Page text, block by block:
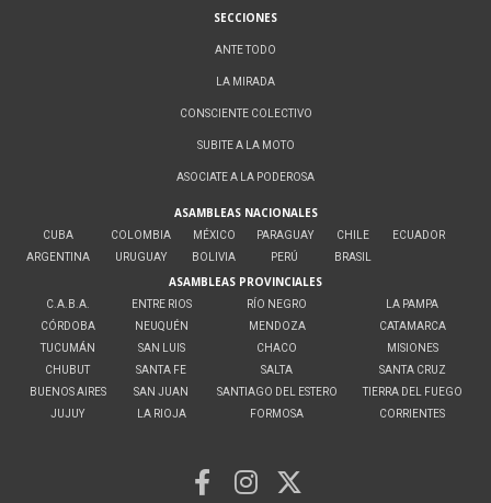
SECCIONES
ANTE TODO
LA MIRADA
CONSCIENTE COLECTIVO
SUBITE A LA MOTO
ASOCIATE A LA PODEROSA
ASAMBLEAS NACIONALES
CUBA
ARGENTINA
COLOMBIA
URUGUAY
MÉXICO
BOLIVIA
PARAGUAY
PERÚ
CHILE
BRASIL
ECUADOR
ASAMBLEAS PROVINCIALES
C.A.B.A.
CÓRDOBA
TUCUMÁN
CHUBUT
BUENOS AIRES
JUJUY
ENTRE RIOS
NEUQUÉN
SAN LUIS
SANTA FE
SAN JUAN
LA RIOJA
RÍO NEGRO
MENDOZA
CHACO
SALTA
SANTIAGO DEL ESTERO
FORMOSA
LA PAMPA
CATAMARCA
MISIONES
SANTA CRUZ
TIERRA DEL FUEGO
CORRIENTES